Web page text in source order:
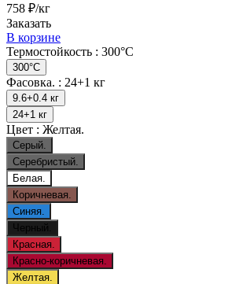
758 ₽/кг
Заказать
В корзине
Термостойкость : 300°C
300°C
Фасовка. : 24+1 кг
9.6+0.4 кг
24+1 кг
Цвет : Желтая.
Серый.
Серебристый.
Белая.
Коричневая.
Синяя.
Черный.
Красная.
Красно-коричневая.
Желтая.